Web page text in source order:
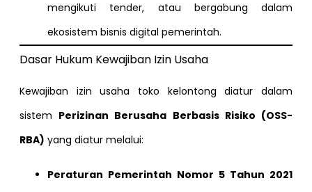
mengikuti tender, atau bergabung dalam
ekosistem bisnis digital pemerintah.
Dasar Hukum Kewajiban Izin Usaha
Kewajiban izin usaha toko kelontong diatur dalam
sistem Perizinan Berusaha Berbasis Risiko (OSS-
RBA) yang diatur melalui:
Peraturan Pemerintah Nomor 5 Tahun 2021